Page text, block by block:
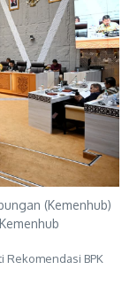
(Kemenhub)
Rekomendasi BPK